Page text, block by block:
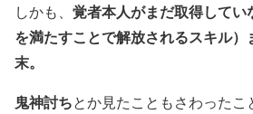
しかも、 覚者本人がまだ取得して
を満たすことで解放されるスキル
末。
鬼神討ちとか見たこともさわったこ